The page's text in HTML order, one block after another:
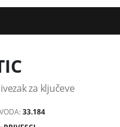
za ključeve
33.184